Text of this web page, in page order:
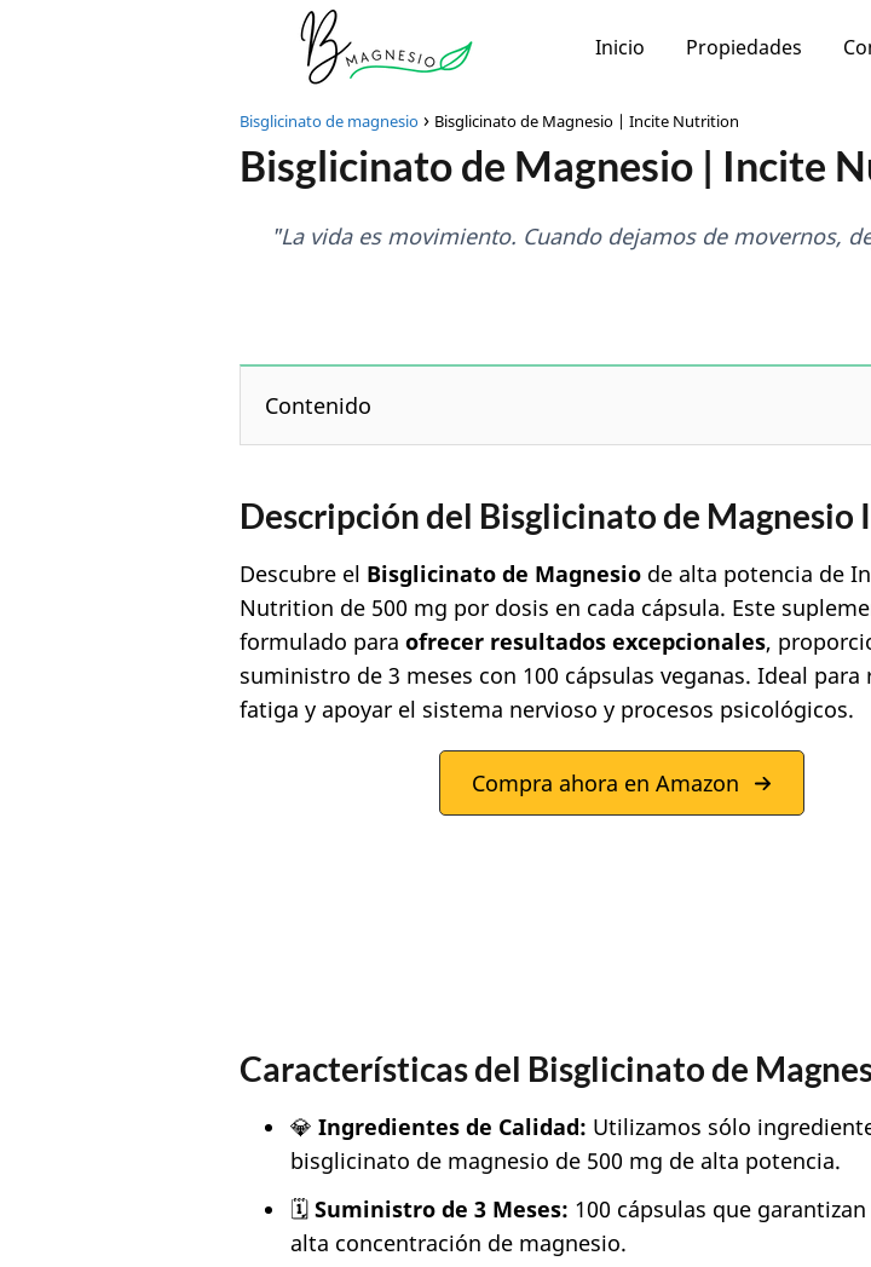
Inicio Propiedades
Bisglicinato de magnesio Bisglicinato de Magnesio | Incite Nutrition
Bisglicinato de Magnesio | Incite
"La vida es movimiento. Cuando dejamos de movernos,
Contenido
Descripción del Bisglicinato de
Descubre el Bisglicinato de Magnesio de alta potencia de
Nutrition de 500 mg por dosis en cada cápsula. Este
formulado para ofrecer resultados excepcionales,
suministro de 3 meses con 100 cápsulas veganas. Ideal para
fatiga y apoyar el sistema nervioso y procesos psicológicos.
Compra ahora en Amazon
Características del Bisglicinato de
💎 Ingredientes de Calidad: Utilizamos sólo
bisglicinato de magnesio de 500 mg de alta potencia.
🗓️ Suministro de 3 Meses: 100 cápsulas que
alta concentración de magnesio.